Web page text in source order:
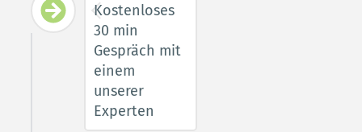
Kostenloses
30 min
Gespräch mit
einem
unserer
Experten